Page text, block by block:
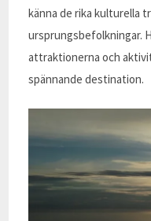
känna de rika kulturella
ursprungsbefolkningar.
attraktionerna och
spännande destination.